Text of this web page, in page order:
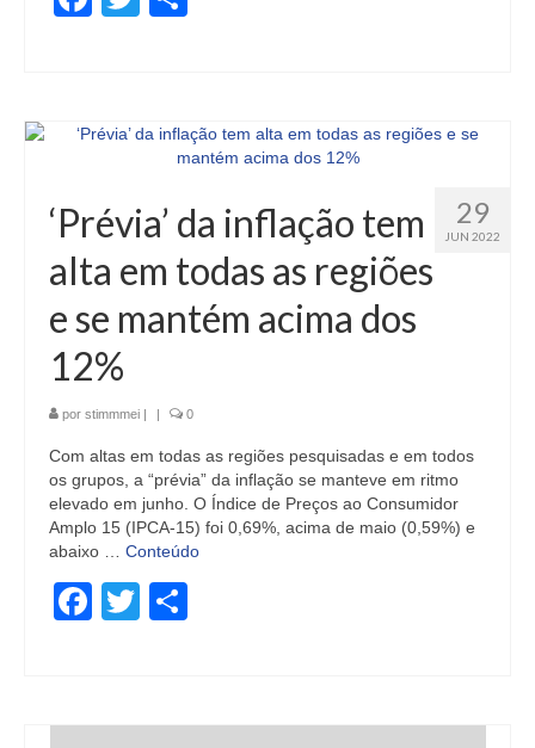
29
JUN 2022
‘Prévia’ da inflação tem
alta em todas as regiões
e se mantém acima dos
12%
por stimmmei | | 0
Com altas em todas as regiões pesquisadas e em todos
os grupos, a “prévia” da inflação se manteve em ritmo
elevado em junho. O Índice de Preços ao Consumidor
Amplo 15 (IPCA-15) foi 0,69%, acima de maio (0,59%) e
abaixo … Conteúdo
Facebook
Twitter